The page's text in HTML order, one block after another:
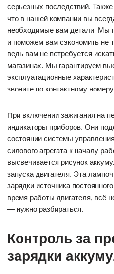
серьезных последствий.
что в нашей компании вы
необходимые вам детали. Мы
и поможем вам сэкономить не
ведь вам не потребуется
магазинах. Мы гарантируем
эксплуатационные
звоните по контактному
При включении зажигания на
индикаторы приборов. Они
состоянии системы
силового агрегата к началу
высвечивается рисунок
запуска двигателя. Эта
зарядки источника
время работы двигателя, всё
— нужно разбираться.
Контроль за
зарядки